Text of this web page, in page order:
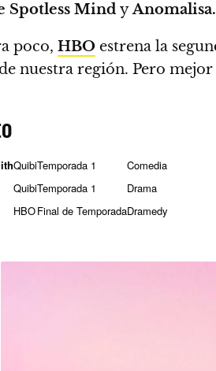
Spotless Mind yAnomalisa.
poco, HBO estrena la
nuestra región. Pero mejor
QuibiTemporada 1
Comedia
QuibiTemporada 1
Drama
HBOFinal de TemporadaDramedy